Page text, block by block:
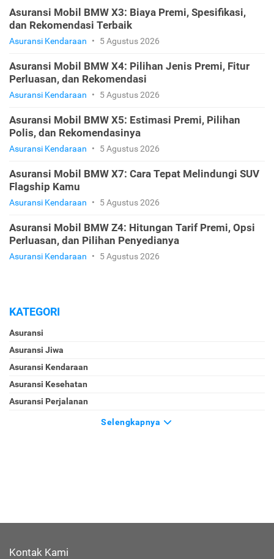
Asuransi Mobil BMW X3: Biaya Premi, Spesifikasi,
dan Rekomendasi Terbaik
Asuransi Kendaraan • 5 Agustus 2026
Asuransi Mobil BMW X4: Pilihan Jenis Premi, Fitur
Perluasan, dan Rekomendasi
Asuransi Kendaraan • 5 Agustus 2026
Asuransi Mobil BMW X5: Estimasi Premi, Pilihan
Polis, dan Rekomendasinya
Asuransi Kendaraan • 5 Agustus 2026
Asuransi Mobil BMW X7: Cara Tepat Melindungi SUV
Flagship Kamu
Asuransi Kendaraan • 5 Agustus 2026
Asuransi Mobil BMW Z4: Hitungan Tarif Premi, Opsi
Perluasan, dan Pilihan Penyedianya
Asuransi Kendaraan • 5 Agustus 2026
KATEGORI
Asuransi
Asuransi Jiwa
Asuransi Kendaraan
Asuransi Kesehatan
Asuransi Perjalanan
Selengkapnya
Kontak Kami